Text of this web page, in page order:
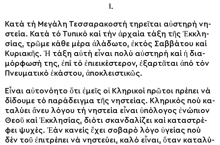
Ι.
Κα­τά τή Με­γά­λη Τεσ­σα­ρα­κο­στή τη­ρεῖ­ται αὐ­στη­ρή νη­
στεί­α. Κα­τά τό Τυ­πι­κό καί τήν ἀρ­χαί­α τά­ξη τῆς Ἐκ­κλη­
σί­ας, τρῶ­με κά­θε μέ­ρα ἀ­λά­δω­το, ἐ­κτός Σαβ­βά­του καί
Κυ­ρια­κῆς. Ἡ τά­ξη αὐ­τή εἶ­ναι πο­λύ αὐ­στη­ρή καί ἡ δι­α­
μόρ­φω­σή της, ἐ­πί τό ἐ­πι­ει­κέ­στε­ρον, ἐ­ξαρ­τᾶ­ται ἀ­πό τόν
Πνευ­μα­τι­κό ἑ­κά­στου, ἀ­πο­κλει­στι­κῶς.
Εἶ­ναι αὐ­το­νό­η­το ὅ­τι ἐ­μεῖς οἱ Κλη­ρι­κοί πρῶ­τοι πρέ­πει νά
δί­δου­με τό πα­ρά­δειγ­μα τῆς νη­στεί­ας. Κλη­ρι­κός πού κα­
τα­λύ­ει ἄ­νευ λό­γου τή νη­στεί­α εἶ­ναι ὑ­πό­λο­γος ἐ­νώ­πιον
Θε­οῦ καί Ἐκ­κλη­σί­ας, διό­τι σκαν­δα­λί­ζει καί κα­τα­στρέ­
φει ψυ­χές. Ἐ­άν κα­νείς ἔ­χει σο­βα­ρό λό­γο ὑ­γεί­ας πού
δέν τοῦ ἐ­πι­τρέ­πει νά νη­στεύ­ει, κα­λό εἶ­ναι, ὅ­ταν κα­τα­λύ­